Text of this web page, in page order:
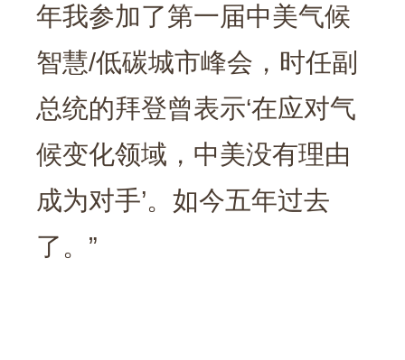
年我参加了第一届中美气候
智慧/低碳城市峰会，时任副
总统的拜登曾表示‘在应对气
候变化领域，中美没有理由
成为对手’。如今五年过去
了。”